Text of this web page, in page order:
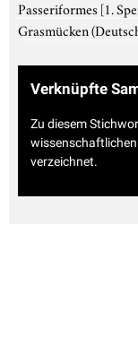
Passeriformes [1.
Grasmücken
Verknüpfte
Zu diesem
verzeichnet.